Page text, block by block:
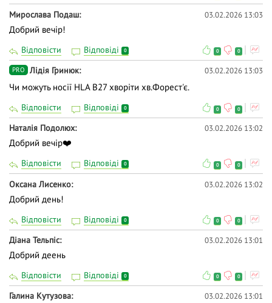
Мирослава Подаш 03.02.2026 13:03
Добрий вечір!
Відповісти Відповіді 0 0 0
PRO Лідія Гринюк 03.02.2026 13:03
Чи можуть носії HLA B27 хворіти хв.Форест'є.
Відповісти Відповіді 0 0 0
Наталія Подолюх 03.02.2026 13:02
Добрий вечір❤️
Відповісти Відповіді 0 0 0
Оксана Лисенко 03.02.2026 13:02
Добрий день!
Відповісти Відповіді 0 0 0
Діана Тельпіс 03.02.2026 13:01
Добрий деень
Відповісти Відповіді 0 0 0
Галина Кутузова 03.02.2026 13:01